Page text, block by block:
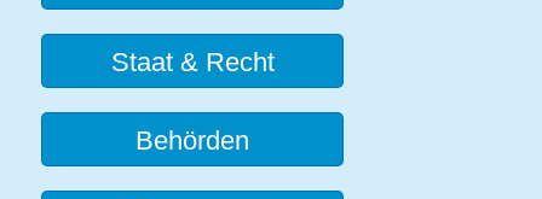
Staat & Recht
Behörden